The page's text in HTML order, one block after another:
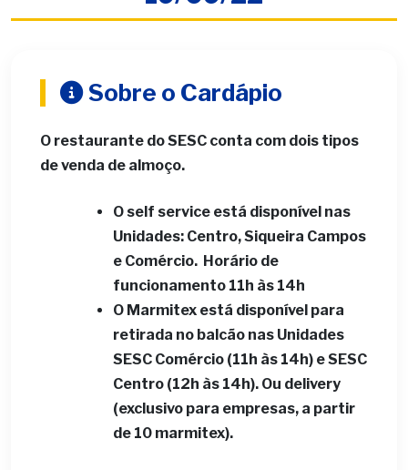
Sobre o Cardápio
O restaurante do SESC conta com dois tipos
de venda de almoço.
O self service está disponível nas
Unidades: Centro, Siqueira Campos
e Comércio. Horário de
funcionamento 11h às 14h
O Marmitex está disponível para
retirada no balcão nas Unidades
SESC Comércio (11h às 14h) e SESC
Centro (12h às 14h). Ou delivery
(exclusivo para empresas, a partir
de 10 marmitex).